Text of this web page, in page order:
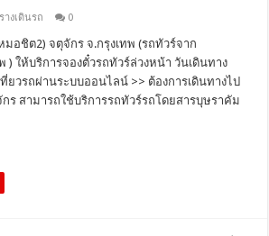
างเดินรถ 0
อชิต2) จตุจักร จ.กรุงเทพ (รถทัวร์จาก
) ให้บริการจองตั๋วรถทัวร์ล่วงหน้า วันเดินทาง
ยวรถผ่านระบบออนไลน์ >> ต้องการเดินทางไป
ร สามารถใช้บริการรถทัวร์รถโดยสารบุษราคัม